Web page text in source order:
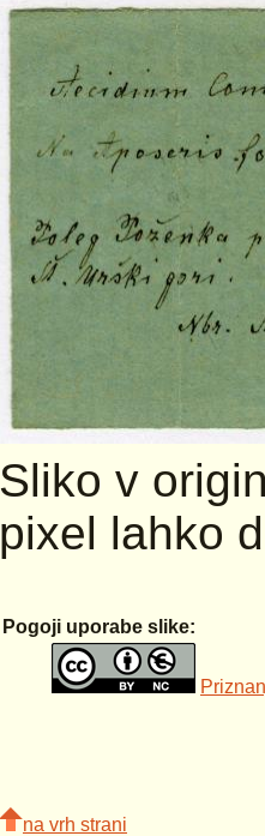
Sliko v
pixel lahko
Pogoji uporabe slike:
na vrh strani